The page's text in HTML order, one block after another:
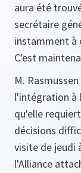
aura été
secrétaire
instamment à
C'est
M.
l'intégration à
qu'elle
décisions
visite de jeudi
l'Alliance